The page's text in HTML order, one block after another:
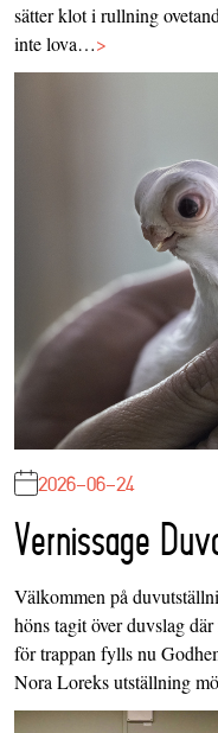
sätter klot i rullning
inte lova…>
2026-06-24
Vernissage
Välkommen på
höns tagit över duvslag
för trappan fylls nu
Nora Loreks utställning